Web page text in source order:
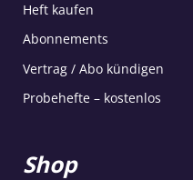
Heft kaufen
Abonnements
Vertrag / Abo kündigen
Probehefte – kostenlos
Shop